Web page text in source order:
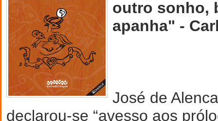
outro sonho,
apanha" -
José de
declarou-se “avesso aos